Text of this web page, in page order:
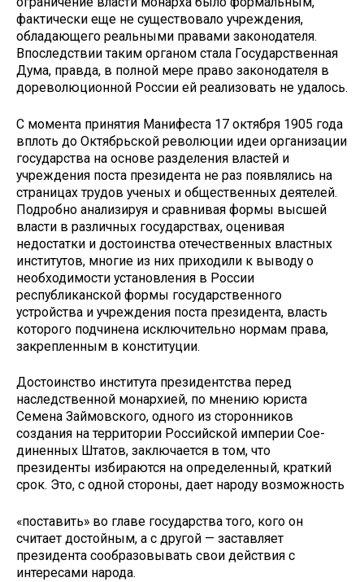
фактически еще не существовало уч­реждения,
обладающего реальными правами законодателя.
Впоследствии таким органом стала Государственная
Дума, правда, в полной мере право за­конодателя в
дореволюционной Рос­сии ей реализовать не удалось.
С момента принятия Манифеста 17 октября 1905 года
вплоть до Октябрь­ской революции идеи организации
государства на основе разделения вла­стей и
учреждения поста президента не раз появлялись на
страницах трудов ученых и общественных деятелей.
Под­робно анализируя и сравнивая формы высшей
власти в различных государ­ствах, оценивая
недостатки и досто­инства отечественных властных
ин­ститутов, многие из них приходили к выводу о
необходимости установления в России
республиканской формы го­сударственного
устройства и учрежде­ния поста президента, власть
которо­го подчинена исключительно нормам права,
закрепленным в конституции.
Достоинство института президент­ства перед
наследственной монархией, по мнению юриста
Семена Займовского, одного из сторонников
создания на территории Российской империи Сое­
диненных Штатов, заключается в том, что
президенты избираются на опре­деленный, краткий
срок. Это, с одной стороны, дает народу возможность
«поставить» во главе государства того, кого он
считает достойным, а с дру­гой — заставляет
президента сообра­зовывать свои действия с
интересами народа.